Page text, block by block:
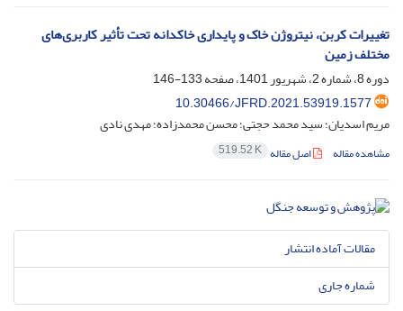
تغییرات کربن، نیتروژن خاک و پایداری خاکدانه تحت تأثیر کاربری‌های
مختلف زمین
دوره 8، شماره 2، شهریور 1401، صفحه
133-146
10.30466/JFRD.2021.53919.1577
مریم اسدیان؛ سید محمد حجتی؛ محسن محمدزاده؛ مهدی نادی
مشاهده مقاله اصل مقاله 519.52 K
مقالات آماده انتشار
شماره جاری